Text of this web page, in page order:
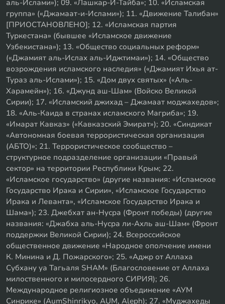
аль-Ислами»); 09. «Лашкар-И-Тайба»; 10. «Исламская
группа» («Джамаат-и-Ислами»); 11. «Движение Талибан»
[ПРИОСТАНОВЛЕНО]; 12. «Исламская партия
Туркестана» (бывшее «Исламское движение
Узбекистана»); 13. «Общество социальных реформ»
(«Джамият аль-Ислах аль-Иджтимаи»); 14. «Общество
возрождения исламского наследия» («Джамият Ихья ат-
Тураз аль-Ислами»); 15. «Дом двух святых» («Аль-
Харамейн»); 16. «Джунд аш-Шам» (Войско Великой
Сирии); 17. «Исламский джихад – Джамаат моджахедов»;
18. «Аль-Каида в странах исламского Магриба»; 19.
«Имарат Кавказ» («Кавказский Эмират»); 20. «Синдикат
«Автономная боевая террористическая организация
(АБТО)»; 21. Террористическое сообщество –
структурное подразделение организации «Правый
сектор» на территории Республики Крым; 22.
«Исламское государство» (другие названия: «Исламское
Государство Ирака и Сирии», «Исламское Государство
Ирака и Леванта», «Исламское Государство Ирака и
Шама»); 23. Джебхат ан-Нусра (Фронт победы) (другие
названия: «Джабха аль-Нусра ли-Ахль аш-Шам» (Фронт
поддержки Великой Сирии); 24. Всероссийское
общественное движение «Народное ополчение имени
К. Минина и Д. Пожарского»; 25. «Аджр от Аллаха
Субхану уа Тагьаля SHAM» (Благословение от Аллаха
милоственного и милосердного СИРИЯ); 26.
Международное религиозное объединение «АУМ
Синрике» (AumShinrikyo, AUM, Aleph); 27. «Муджахеды